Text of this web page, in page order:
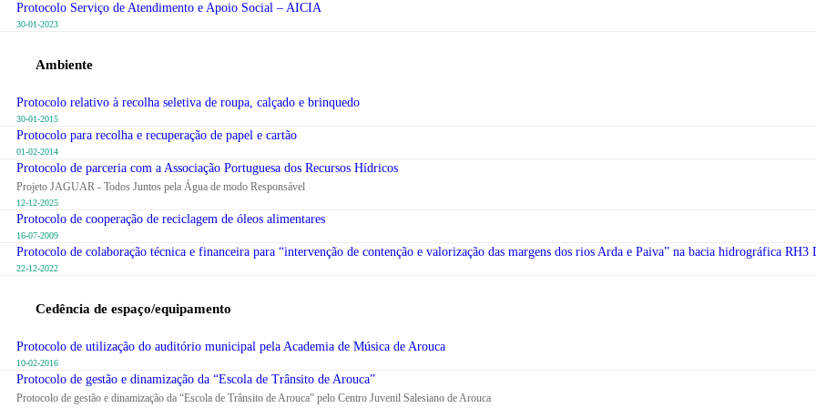
Protocolo Serviço de Atendimento e Apoio Social – AICIA
30-01-2023
Ambiente
Protocolo relativo à recolha seletiva de roupa, calçado e brinquedo
30-01-2015
Protocolo para recolha e recuperação de papel e cartão
01-02-2014
Protocolo de parceria com a Associação Portuguesa dos Recursos Hídricos
Projeto JAGUAR - Todos Juntos pela Água de modo Responsável
12-12-2025
Protocolo de cooperação de reciclagem de óleos alimentares
16-07-2009
Protocolo de colaboração técnica e financeira para “intervenção de contenção e valorização das margens dos rios Arda e Paiva” na bacia hidrográfica RH3
22-12-2022
Cedência de espaço/equipamento
Protocolo de utilização do auditório municipal pela Academia de Música de Arouca
10-02-2016
Protocolo de gestão e dinamização da “Escola de Trânsito de Arouca”
Protocolo de gestão e dinamização da “Escola de Trânsito de Arouca” pelo Centro Juvenil Salesiano de Arouca